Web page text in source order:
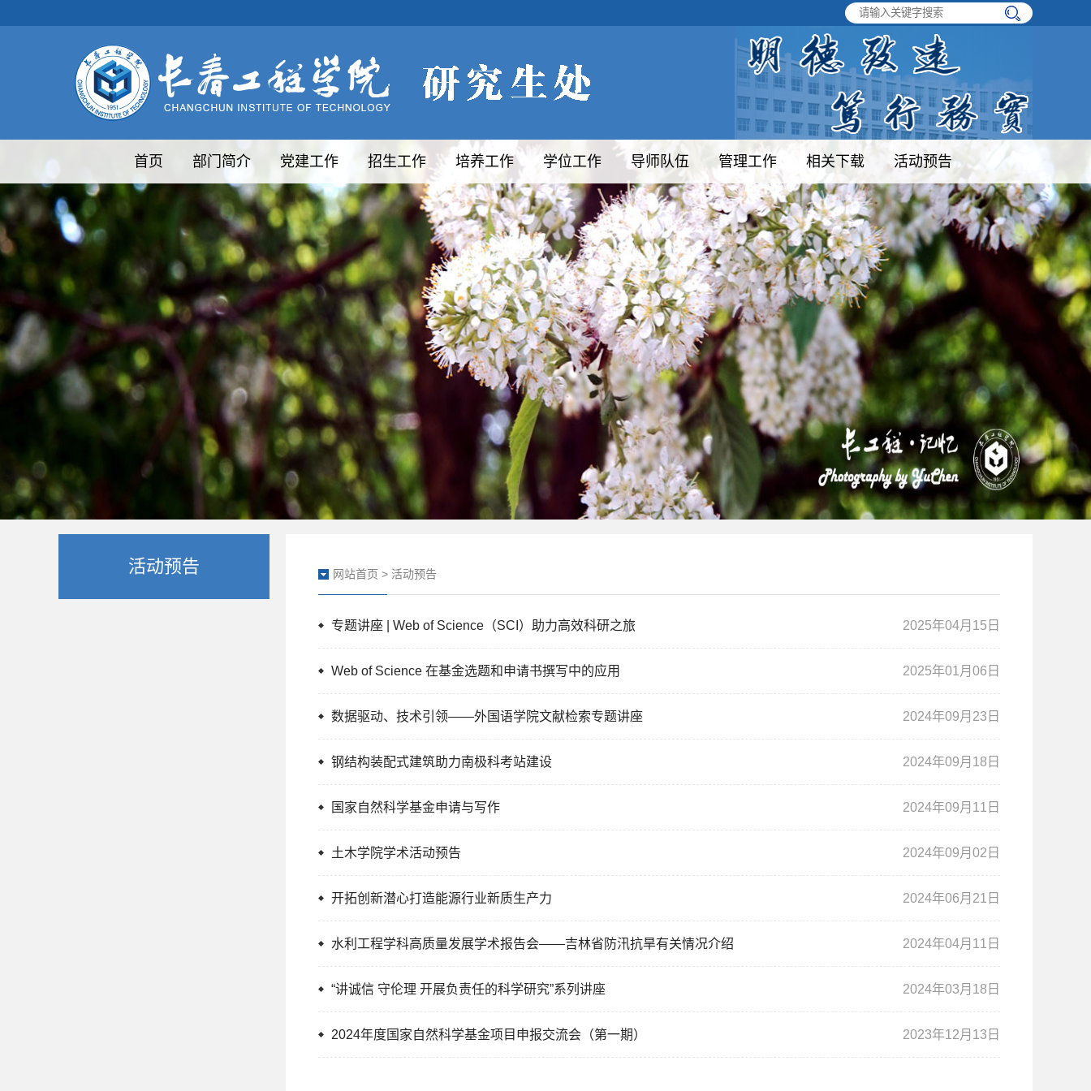
首页 部门简介 党建工作 招生工作 培养工作 学位工作 导师队伍 管理工作 相关下载 活动预告
活动预告 网站首页 > 活动预告
2025年04月15日
专题讲座 | Web of Science（SCI）助力高效科研之旅
2025年01月06日
Web of Science 在基金选题和申请书撰写中的应用
2024年09月23日
数据驱动、技术引领——外国语学院文献检索专题讲座
2024年09月18日
钢结构装配式建筑助力南极科考站建设
2024年09月11日
国家自然科学基金申请与写作
2024年09月02日
土木学院学术活动预告
2024年06月21日
开拓创新潜心打造能源行业新质生产力
2024年04月11日
水利工程学科高质量发展学术报告会——吉林省防汛抗旱有关情况介绍
2024年03月18日
“讲诚信 守伦理 开展负责任的科学研究”系列讲座
2023年12月13日
2024年度国家自然科学基金项目申报交流会（第一期）